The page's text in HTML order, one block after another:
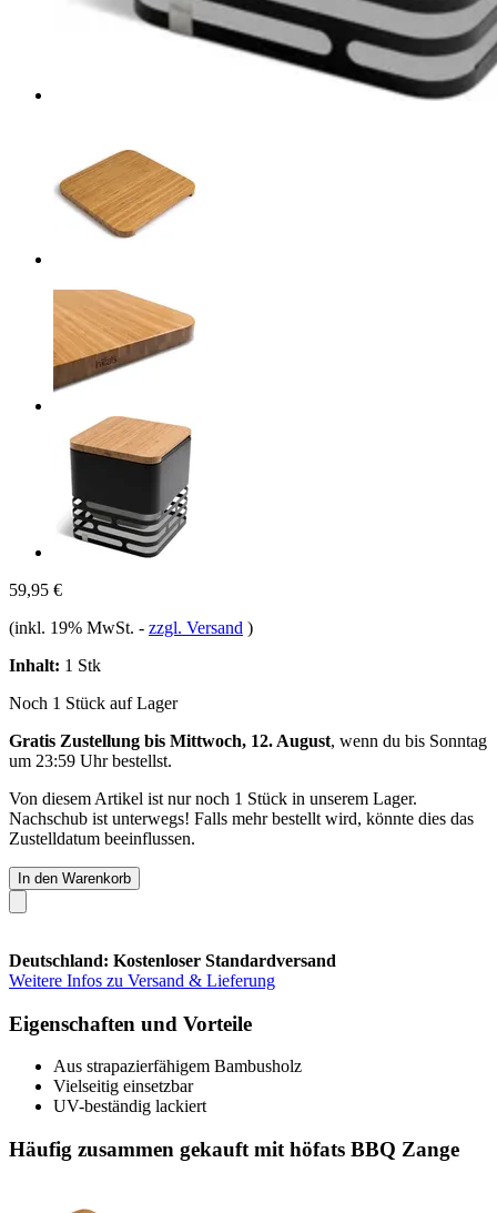
59,95 €
(inkl. 19% MwSt. - zzgl. Versand )
Inhalt: 1 Stk
Noch 1 Stück auf Lager
Gratis Zustellung bis Mittwoch, 12. August, wenn du bis Sonntag
um 23:59 Uhrbestellst.
Von diesem Artikel ist nur noch 1 Stück in unserem Lager.
Nachschub ist unterwegs! Falls mehr bestellt wird, könnte dies das
Zustelldatum beeinflussen.
In den Warenkorb
Deutschland: Kostenloser Standardversand
Weitere Infos zu Versand & Lieferung
Eigenschaften und Vorteile
Aus strapazierfähigem Bambusholz
Vielseitig einsetzbar
UV-beständig lackiert
Häufig zusammen gekauft mit höfats BBQ Zange